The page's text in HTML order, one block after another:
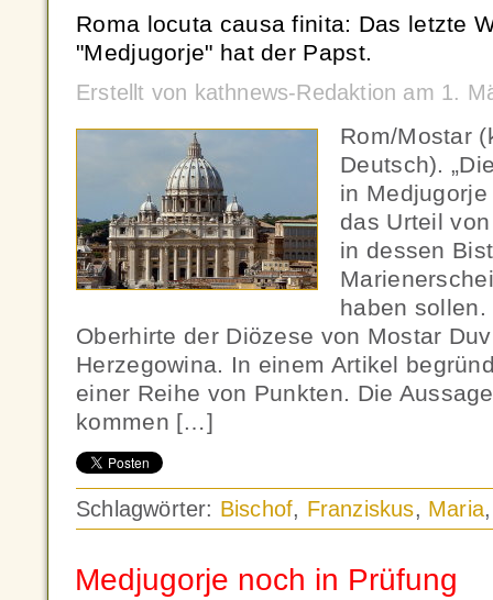
Roma locuta causa finita: Das letzte
"Medjugorje" hat der Papst.
Erstellt von kathnews-Redaktion am 1.
Rom/Mostar
Deutsch).
in
das Urteil
in dessen
haben
Oberhirte der Diözese von Mostar
Herzegowina. In einem Artikel
einer Reihe von Punkten. Die
kommen […]
Schlagwörter: Bischof, Franziskus, Maria
Medjugorje noch in Prüfung